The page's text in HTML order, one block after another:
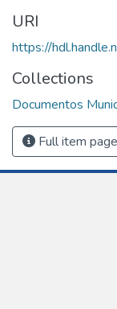
URI
https://
Collections
Documentos
Full item page